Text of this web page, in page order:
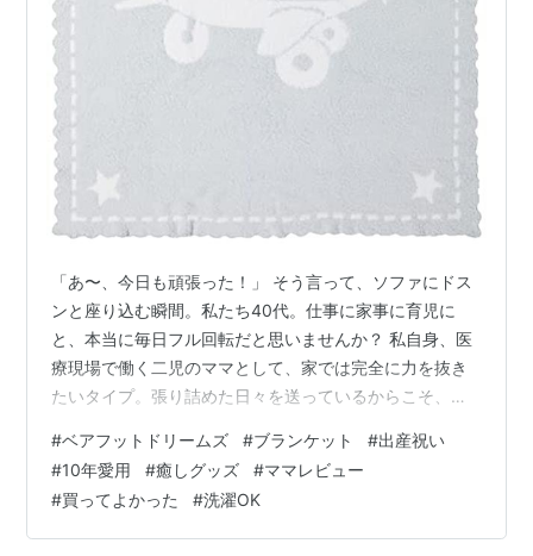
「あ〜、今日も頑張った！」 そう言って、ソファにドス
ンと座り込む瞬間。私たち40代。仕事に家事に育児に
と、本当に毎日フル回転だと思いませんか？ 私自身、医
療現場で働く二児のママとして、家では完全に力を抜き
たいタイプ。張り詰めた日々を送っているからこそ、家
リセット時間がないと、翌朝の笑顔が出ない！って、正
直思っちゃいます。 そんな私が、10年近く手放せずに愛
用している、最高の「癒し」アイテムがあるんです。 そ
れが、出産祝いでもらって以来、家族みんなでトリコに
#ベアフットドリームズ #ブランケット #出産祝い
#10年愛用 #癒しグッズ #ママレビュー
#買ってよかった #洗濯OK